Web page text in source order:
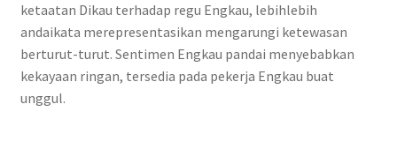
ketaatan Dikau terhadap regu Engkau, lebihlebih
andaikata merepresentasikan mengarungi ketewasan
berturut-turut. Sentimen Engkau pandai menyebabkan
kekayaan ringan, tersedia pada pekerja Engkau buat
unggul.